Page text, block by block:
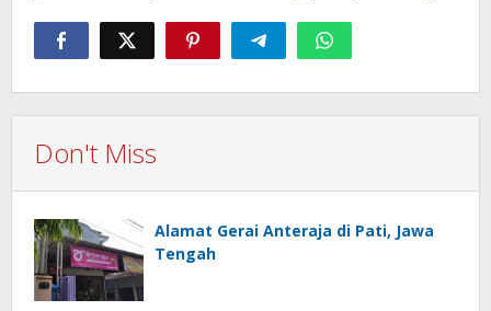
Don't Miss
Alamat Gerai Anteraja di Pati, Jawa
Tengah